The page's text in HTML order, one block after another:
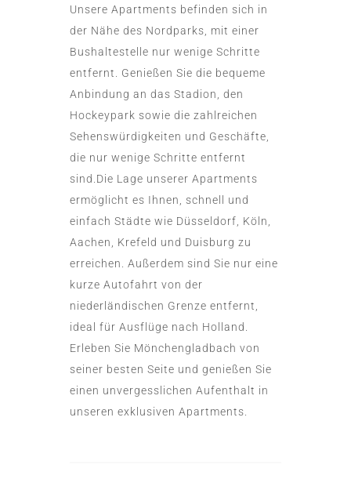
Unsere Apartments befinden sich in
der Nähe des Nordparks, mit einer
Bushaltestelle nur wenige Schritte
entfernt. Genießen Sie die bequeme
Anbindung an das Stadion, den
Hockeypark sowie die zahlreichen
Sehenswürdigkeiten und Geschäfte,
die nur wenige Schritte entfernt
sind.Die Lage unserer Apartments
ermöglicht es Ihnen, schnell und
einfach Städte wie Düsseldorf, Köln,
Aachen, Krefeld und Duisburg zu
erreichen. Außerdem sind Sie nur eine
kurze Autofahrt von der
niederländischen Grenze entfernt,
ideal für Ausflüge nach Holland.
Erleben Sie Mönchengladbach von
seiner besten Seite und genießen Sie
einen unvergesslichen Aufenthalt in
unseren exklusiven Apartments.